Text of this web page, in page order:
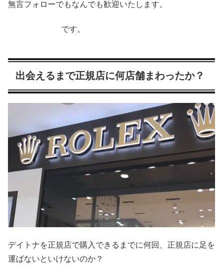
無言フォローでもなんでも歓迎いたします。
です。
出会えるまで正規店に何店舗まわったか？
デイトナを正規店で購入できるまでに何回、正規店に足を
運ばないといけないのか？